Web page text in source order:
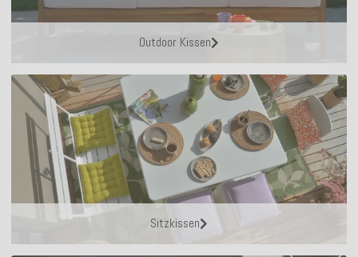
Outdoor Kissen
Sitzkissen